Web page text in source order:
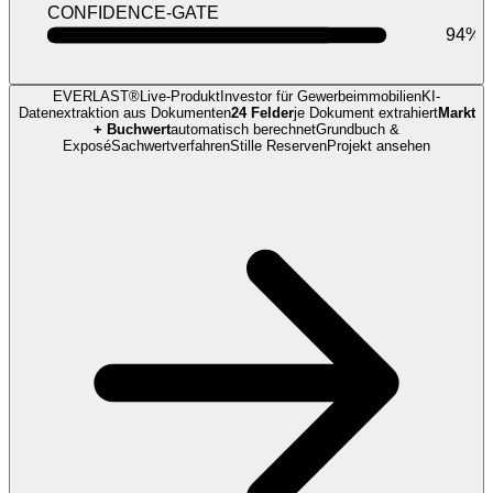
CONFIDENCE-GATE
94%
EVERLAST®Live-Produkt Investor für GewerbeimmobilienKI-
Datenextraktion aus Dokumenten24 Felderje Dokument extrahiertMarkt
+ Buchwertautomatisch berechnetGrundbuch &
ExposéSachwertverfahrenStille ReservenProjekt ansehen